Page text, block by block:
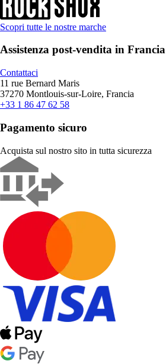
Scopri tutte le nostre marche
Assistenza post-vendita in Francia
Contattaci
11 rue Bernard Maris
37270 Montlouis-sur-Loire, Francia
+33 1 86 47 62 58
Pagamento sicuro
Acquista sul nostro sito in tutta sicurezza